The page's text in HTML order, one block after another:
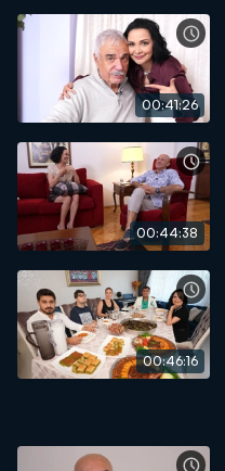
00:41:26
00:44:38
00:46:16